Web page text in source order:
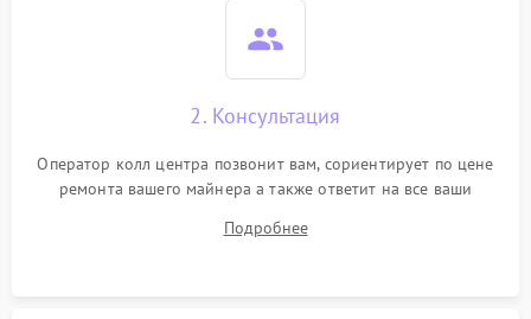
2. Консультация
Оператор колл центра позвонит вам, сориентирует по цене
ремонта вашего майнера а также ответит на все ваши
Подробнее